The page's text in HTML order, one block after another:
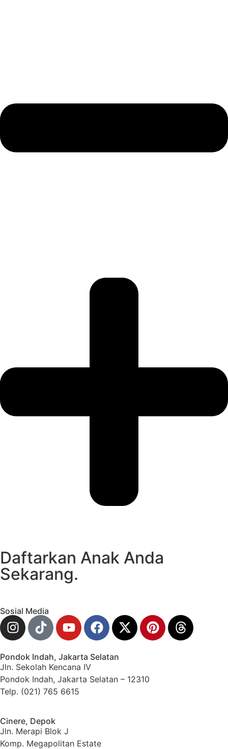
Daftarkan Anak Anda
Sekarang.
Sosial Media
Pondok Indah, Jakarta Selatan
Jln. Sekolah Kencana IV
Pondok Indah, Jakarta Selatan – 12310
Telp. (021) 765 6615
Cinere, Depok
Jln. Merapi Blok J
Komp. Megapolitan Estate